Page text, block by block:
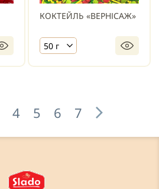
КОКТЕЙЛЬ «ВЕРНІСАЖ»
50 г
4 5 6 7